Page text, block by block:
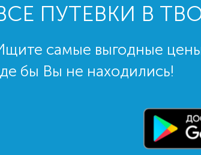
ПУТЕВКИ В
самые выгодные
бы Вы не находились!